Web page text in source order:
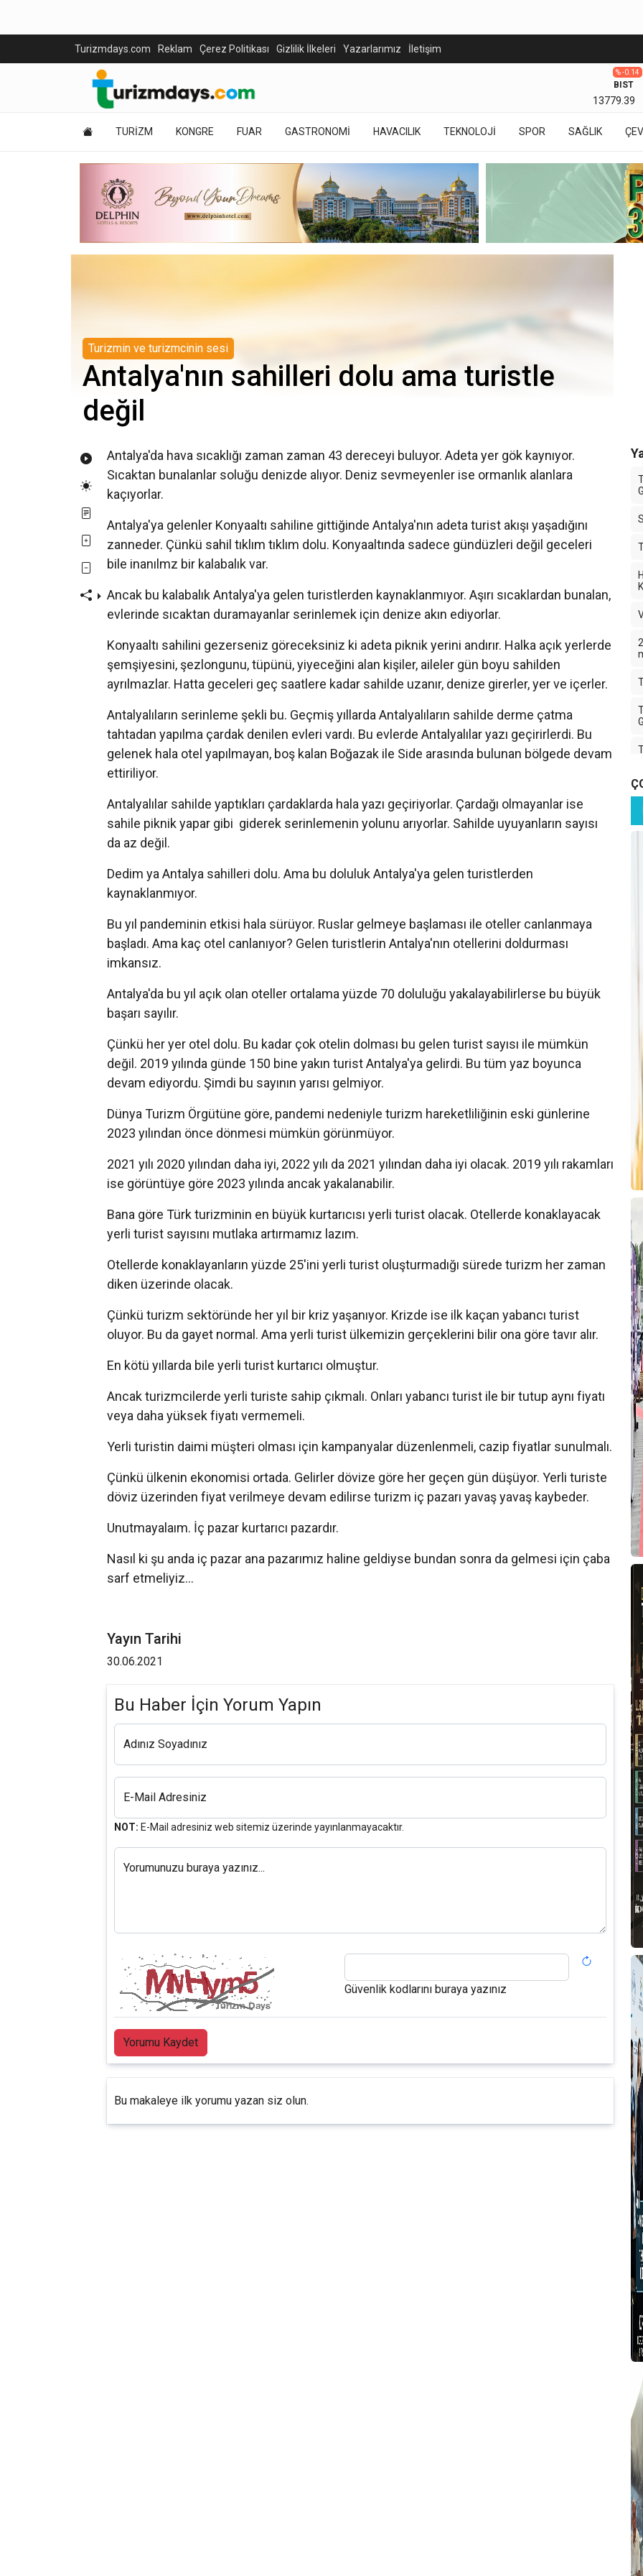
Turizmdays.com Reklam Çerez Politikası Gizlilik İlkeleri Yazarlarımız İletişim
BIST
13779.39
% -0.14
TURİZM KONGRE FUAR GASTRONOMİ HAVACILIK TEKNOLOJİ SPOR SAĞLIK
Turizmin ve turizmcinin sesi
Antalya'nın sahilleri dolu ama turistle
değil
Antalya'da hava sıcaklığı zaman zaman 43 dereceyi buluyor. Adeta yer gök kaynıyor.
Sıcaktan bunalanlar soluğu denizde alıyor. Deniz sevmeyenler ise ormanlık alanlara
kaçıyorlar.
Antalya'ya gelenler Konyaaltı sahiline gittiğinde Antalya'nın adeta turist akışı yaşadığını
zanneder. Çünkü sahil tıklım tıklım dolu. Konyaaltında sadece gündüzleri değil geceleri
bile inanılmz bir kalabalık var.
Ancak bu kalabalık Antalya'ya gelen turistlerden kaynaklanmıyor. Aşırı sıcaklardan bunalan,
evlerinde sıcaktan duramayanlar serinlemek için denize akın ediyorlar.
Konyaaltı sahilini gezerseniz göreceksiniz ki adeta piknik yerini andırır. Halka açık yerlerde
şemşiyesini, şezlongunu, tüpünü, yiyeceğini alan kişiler, aileler gün boyu sahilden
ayrılmazlar. Hatta geceleri geç saatlere kadar sahilde uzanır, denize girerler, yer ve içerler.
Antalyalıların serinleme şekli bu. Geçmiş yıllarda Antalyalıların sahilde derme çatma
tahtadan yapılma çardak denilen evleri vardı. Bu evlerde Antalyalılar yazı geçirirlerdi. Bu
gelenek hala otel yapılmayan, boş kalan Boğazak ile Side arasında bulunan bölgede devam
ettiriliyor.
Antalyalılar sahilde yaptıkları çardaklarda hala yazı geçiriyorlar. Çardağı olmayanlar ise
sahile piknik yapar gibi giderek serinlemenin yolunu arıyorlar. Sahilde uyuyanların sayısı
da az değil.
Dedim ya Antalya sahilleri dolu. Ama bu doluluk Antalya'ya gelen turistlerden
kaynaklanmıyor.
Bu yıl pandeminin etkisi hala sürüyor. Ruslar gelmeye başlaması ile oteller canlanmaya
başladı. Ama kaç otel canlanıyor? Gelen turistlerin Antalya'nın otellerini doldurması
imkansız.
Antalya'da bu yıl açık olan oteller ortalama yüzde 70 doluluğu yakalayabilirlerse bu büyük
başarı sayılır.
Çünkü her yer otel dolu. Bu kadar çok otelin dolması bu gelen turist sayısı ile mümkün
değil. 2019 yılında günde 150 bine yakın turist Antalya'ya gelirdi. Bu tüm yaz boyunca
devam ediyordu. Şimdi bu sayının yarısı gelmiyor.
Dünya Turizm Örgütüne göre, pandemi nedeniyle turizm hareketliliğinin eski günlerine
2023 yılından önce dönmesi mümkün görünmüyor.
2021 yılı 2020 yılından daha iyi, 2022 yılı da 2021 yılından daha iyi olacak. 2019 yılı rakamları
ise görüntüye göre 2023 yılında ancak yakalanabilir.
Bana göre Türk turizminin en büyük kurtarıcısı yerli turist olacak. Otellerde konaklayacak
yerli turist sayısını mutlaka artırmamız lazım.
Otellerde konaklayanların yüzde 25'ini yerli turist oluşturmadığı sürede turizm her zaman
diken üzerinde olacak.
Çünkü turizm sektöründe her yıl bir kriz yaşanıyor. Krizde ise ilk kaçan yabancı turist
oluyor. Bu da gayet normal. Ama yerli turist ülkemizin gerçeklerini bilir ona göre tavır alır.
En kötü yıllarda bile yerli turist kurtarıcı olmuştur.
Ancak turizmcilerde yerli turiste sahip çıkmalı. Onları yabancı turist ile bir tutup aynı fiyatı
veya daha yüksek fiyatı vermemeli.
Yerli turistin daimi müşteri olması için kampanyalar düzenlenmeli, cazip fiyatlar sunulmalı.
Çünkü ülkenin ekonomisi ortada. Gelirler dövize göre her geçen gün düşüyor. Yerli turiste
döviz üzerinden fiyat verilmeye devam edilirse turizm iç pazarı yavaş yavaş kaybeder.
Unutmayalaım. İç pazar kurtarıcı pazardır.
Nasıl ki şu anda iç pazar ana pazarımız haline geldiyse bundan sonra da gelmesi için çaba
sarf etmeliyiz...
Yayın Tarihi
30.06.2021
Bu Haber İçin Yorum Yapın
Adınız Soyadınız
E-Mail Adresiniz
NOT: E-Mail adresiniz web sitemiz üzerinde yayınlanmayacaktır.
Yorumunuzu buraya yazınız...
Güvenlik kodlarını buraya yazınız
Yorumu Kaydet
Bu makaleye ilk yorumu yazan siz olun.